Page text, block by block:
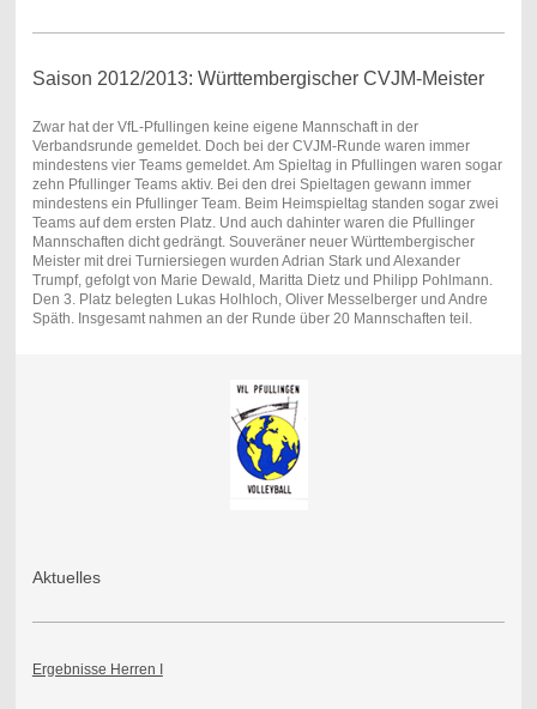
Saison 2012/2013: Württembergischer CVJM-Meister
Zwar hat der VfL-Pfullingen keine eigene Mannschaft in der
Verbandsrunde gemeldet. Doch bei der CVJM-Runde waren immer
mindestens vier Teams gemeldet. Am Spieltag in Pfullingen waren sogar
zehn Pfullinger Teams aktiv. Bei den drei Spieltagen gewann immer
mindestens ein Pfullinger Team. Beim Heimspieltag standen sogar zwei
Teams auf dem ersten Platz. Und auch dahinter waren die Pfullinger
Mannschaften dicht gedrängt. Souveräner neuer Württembergischer
Meister mit drei Turniersiegen wurden Adrian Stark und Alexander
Trumpf, gefolgt von Marie Dewald, Maritta Dietz und Philipp Pohlmann.
Den 3. Platz belegten Lukas Holhloch, Oliver Messelberger und Andre
Späth. Insgesamt nahmen an der Runde über 20 Mannschaften teil.
Aktuelles
Ergebnisse Herren I